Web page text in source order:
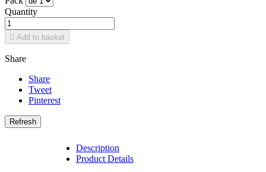
Quantity
 Add to basket
Share
Share
Tweet
Pinterest
Description
Product Details